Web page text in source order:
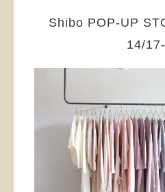
Shibo POP-UP
14/